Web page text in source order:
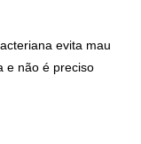
evita mau
e não é preciso